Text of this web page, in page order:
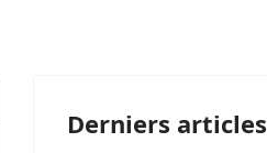
Derniers articles